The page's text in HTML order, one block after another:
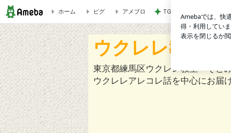
ウクレレ教室・そどみらのブログ
ホーム ピグ アメブロ TGIフライデーズのキャン
ウクレレ教室
東京都練馬区ウクレレ教室・そど
ウクレレアレコレ話を中心にお届